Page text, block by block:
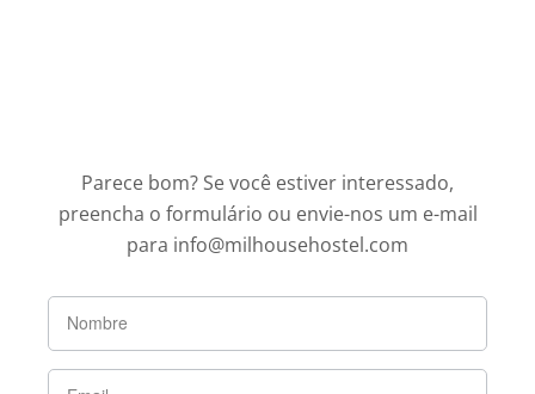
Parece bom? Se você estiver interessado,
preencha o formulário ou envie-nos um e-mail
para info@milhousehostel.com